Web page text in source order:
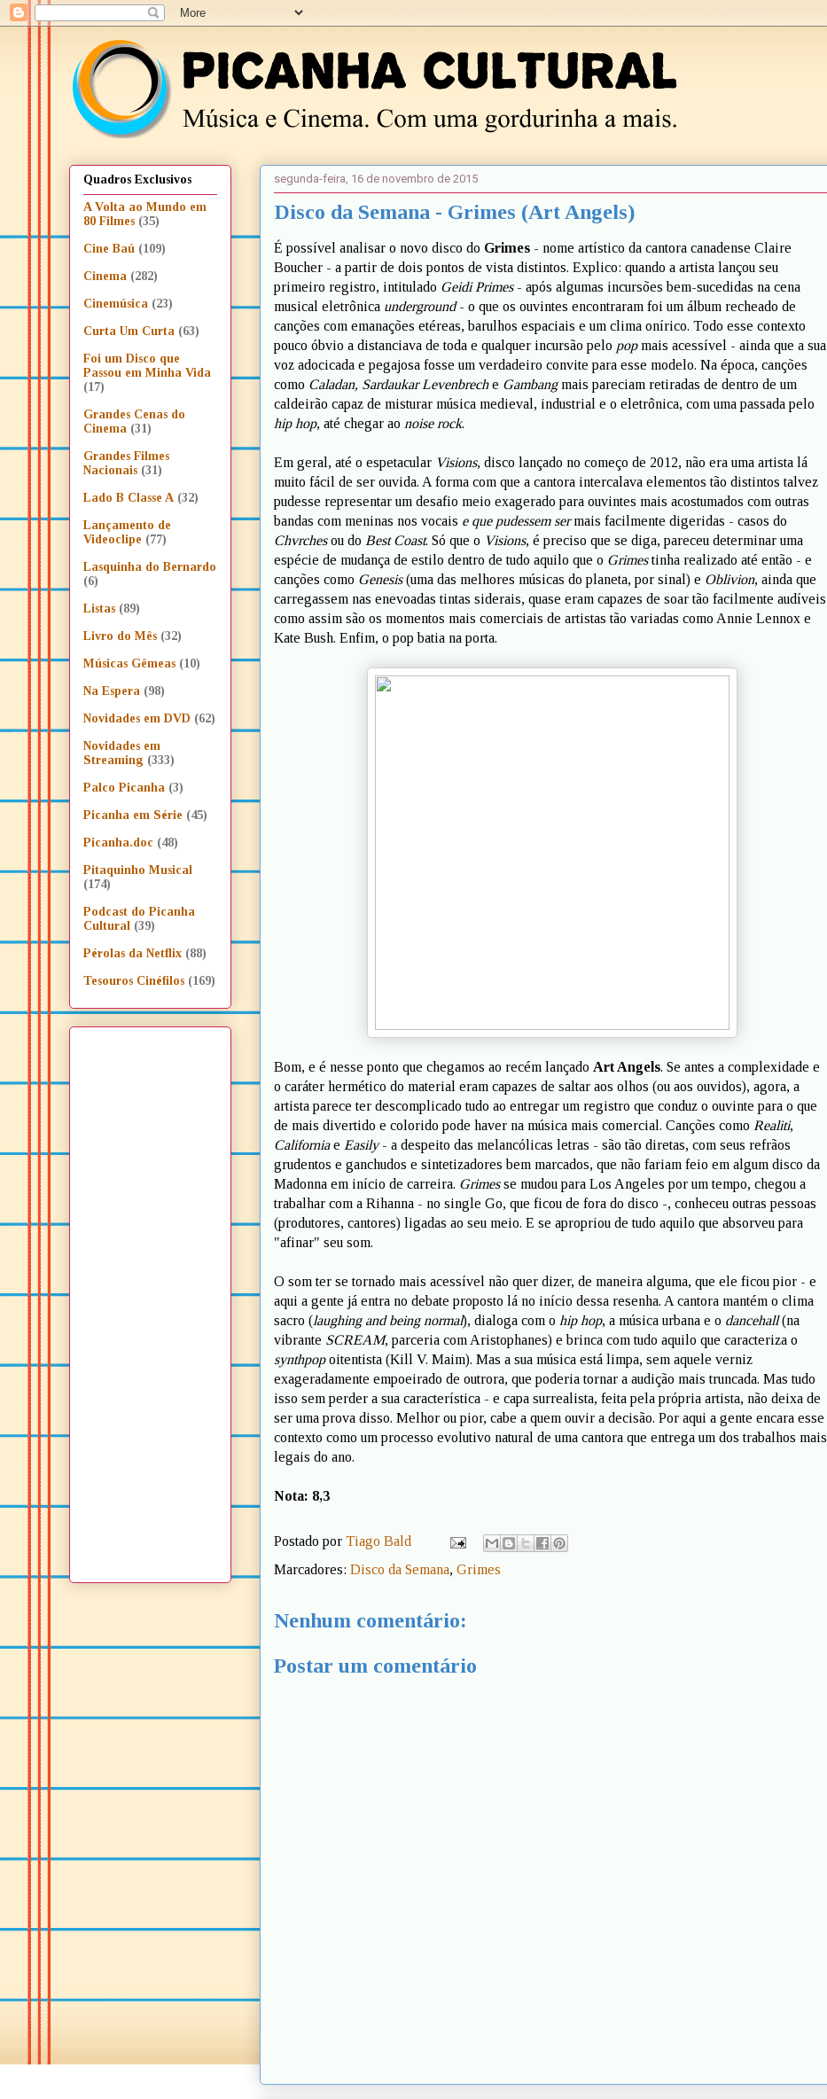
segunda-feira, 16 de novembro de 2015
Disco da Semana - Grimes (Art Angels)
É possível analisar o novo disco do Grimes - nome artístico da cantora canadense Claire
Boucher - a partir de dois pontos de vista distintos. Explico: quando a artista lançou seu
primeiro registro, intitulado Geidi Primes- após algumas incursões bem-sucedidas na cena
musical eletrônica underground- o que os ouvintes encontraram foi um álbum recheado de
canções com emanações etéreas, barulhos espaciais e um clima onírico. Todo esse contexto
pouco óbvio a distanciava de toda e qualquer incursão pelo popmais acessível - ainda que a sua
voz adocicada e pegajosa fosse um verdadeiro convite para esse modelo. Na época, canções
como Caladan, Sardaukar Levenbreche Gambangmais pareciam retiradas de dentro de um
caldeirão capaz de misturar música medieval, industrial e o eletrônica, com uma passada pelo
hip hop, até chegar ao noise rock.
Em geral, até o espetacular Visions, disco lançado no começo de 2012, não era uma artista lá
muito fácil de ser ouvida. A forma com que a cantora intercalava elementos tão distintos talvez
pudesse representar um desafio meio exagerado para ouvintes mais acostumados com outras
bandas com meninas nos vocais e que pudessem sermais facilmente digeridas - casos do
Chvrchesou do Best Coast. Só que o Visions, é preciso que se diga, pareceu determinar uma
espécie de mudança de estilo dentro de tudo aquilo que o Grimestinha realizado até então - e
canções como Genesis(uma das melhores músicas do planeta, por sinal) e Oblivion, ainda que
carregassem nas enevoadas tintas siderais, quase eram capazes de soar tão facilmente audíveis
como assim são os momentos mais comerciais de artistas tão variadas como Annie Lennox e
Kate Bush. Enfim, o pop batia na porta.
Bom, e é nesse ponto que chegamos ao recém lançado Art Angels. Se antes a complexidade e
o caráter hermético do material eram capazes de saltar aos olhos (ou aos ouvidos), agora, a
artista parece ter descomplicado tudo ao entregar um registro que conduz o ouvinte para o que
de mais divertido e colorido pode haver na música mais comercial. Canções como Realiti,
Californiae Easily- a despeito das melancólicas letras - são tão diretas, com seus refrãos
grudentos e ganchudos e sintetizadores bem marcados, que não fariam feio em algum disco da
Madonna em início de carreira. Grimesse mudou para Los Angeles por um tempo, chegou a
trabalhar com a Rihanna - no single Go, que ficou de fora do disco -, conheceu outras pessoas
(produtores, cantores) ligadas ao seu meio. E se apropriou de tudo aquilo que absorveu para
"afinar" seu som.
O som ter se tornado mais acessível não quer dizer, de maneira alguma, que ele ficou pior - e
aqui a gente já entra no debate proposto lá no início dessa resenha. A cantora mantém o clima
sacro (laughing and being normal), dialoga com o hip hop, a música urbana e o dancehall(na
vibrante SCREAM, parceria com Aristophanes) e brinca com tudo aquilo que caracteriza o
synthpopoitentista (Kill V. Maim). Mas a sua música está limpa, sem aquele verniz
exageradamente empoeirado de outrora, que poderia tornar a audição mais truncada. Mas tudo
isso sem perder a sua característica - e capa surrealista, feita pela própria artista, não deixa de
ser uma prova disso. Melhor ou pior, cabe a quem ouvir a decisão. Por aqui a gente encara esse
contexto como um processo evolutivo natural de uma cantora que entrega um dos trabalhos mais
legais do ano.
Nota: 8,3
Postado por Tiago Bald
Marcadores: Disco da Semana, Grimes
Nenhum comentário:
Postar um comentário
Quadros Exclusivos
A Volta ao Mundo em
80 Filmes (35)
Cine Baú (109)
Cinema (282)
Cinemúsica (23)
Curta Um Curta (63)
Foi um Disco que
Passou em Minha Vida
(17)
Grandes Cenas do
Cinema (31)
Grandes Filmes
Nacionais (31)
Lado B Classe A (32)
Lançamento de
Videoclipe (77)
Lasquinha do Bernardo
(6)
Listas (89)
Livro do Mês (32)
Músicas Gêmeas (10)
Na Espera (98)
Novidades em DVD (62)
Novidades em
Streaming (333)
Palco Picanha (3)
Picanha em Série (45)
Picanha.doc (48)
Pitaquinho Musical
(174)
Podcast do Picanha
Cultural (39)
Pérolas da Netflix (88)
Tesouros Cinéfilos (169)